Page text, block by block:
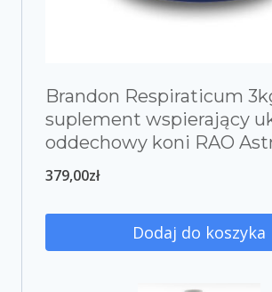
Brandon Respiraticum
suplement wspierający
oddechowy koni RAO
379,00zł
Dodaj do koszyka